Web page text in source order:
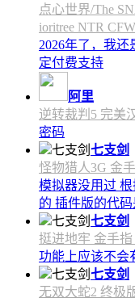
点心世界/The
ioritree NTR
2026年了，我还
定付费支持
阿里
逆转裁判5 完美
密码
七支剑
怪物猎人3G 金
模拟器没用过
的 插件版的代
七支剑
挺进地牢 金手指
功能上应该不会
七支剑
无双大蛇2 终极